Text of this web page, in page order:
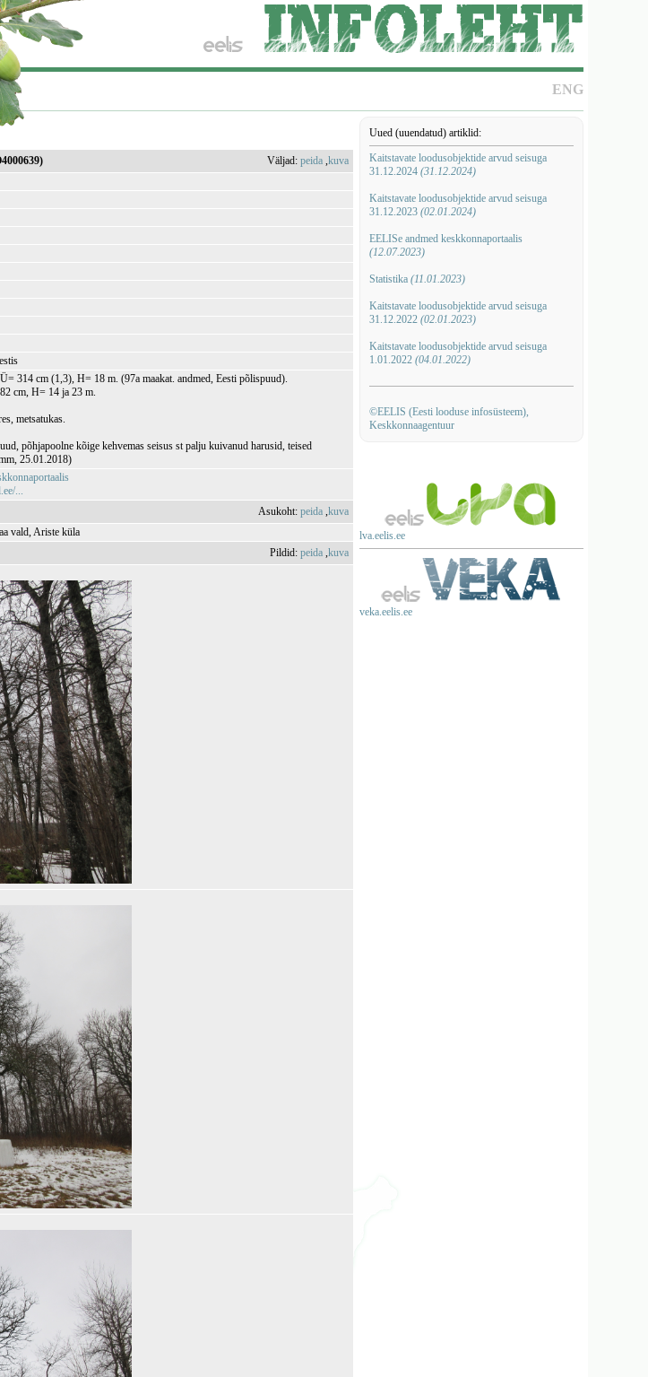
ENG
Uued (uuendatud) artiklid:
Kaitstavate loodusobjektide arvud seisuga
31.12.2024 (31.12.2024)
Kaitstavate loodusobjektide arvud seisuga
31.12.2023 (02.01.2024)
EELISe andmed keskkonnaportaalis
(12.07.2023)
Statistika (11.01.2023)
Kaitstavate loodusobjektide arvud seisuga
31.12.2022 (02.01.2023)
Kaitstavate loodusobjektide arvud seisuga
1.01.2022 (04.01.2022)
©EELIS (Eesti looduse infosüsteem),
Keskkonnaagentuur
lva.eelis.ee
veka.eelis.ee
Väljad:peida ,kuva
314 cm (1,3), H= 18 m. (97a maakat. andmed, Eesti põlispuud).
cm, H= 14 ja 23 m.
metsatukas.
põhjapoolne kõige kehvemas seisus st palju kuivanud harusid, teised
25.01.2018)
...
Asukoht:peida ,kuva
vald, Ariste küla
Pildid:peida ,kuva